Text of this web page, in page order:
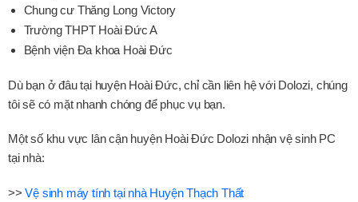
Chung cư Thăng Long Victory
Trường THPT Hoài Đức A
Bệnh viện Đa khoa Hoài Đức
Dù bạn ở đâu tại huyện Hoài Đức, chỉ cần liên hệ với Dolozi, chúng
tôi sẽ có mặt nhanh chóng để phục vụ bạn.
Một số khu vực lân cận huyện Hoài Đức Dolozi nhận vệ sinh PC
tại nhà:
>>Vệ sinh máy tính tại nhà Huyện Thạch Thất